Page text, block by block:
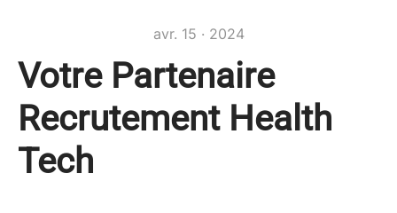
avr. 15 · 2024
Votre Partenaire
Recrutement Health
Tech